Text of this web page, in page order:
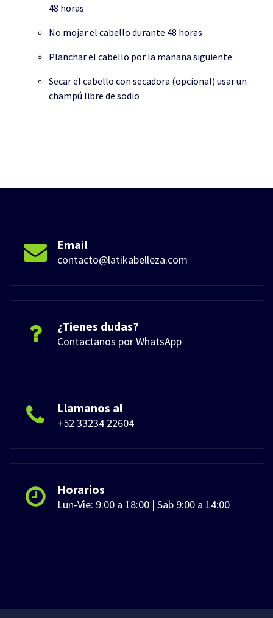
48 horas
No mojar el cabello durante 48 horas
Planchar el cabello por la mañana siguiente
Secar el cabello con secadora (opcional) usar un
champú libre de sodio
Email
contacto@latikabelleza.com
¿Tienes dudas?
Contactanos por WhatsApp
Llamanos al
+52 33234 22604
Horarios
Lun-Vie: 9:00 a 18:00 | Sab 9:00 a 14:00